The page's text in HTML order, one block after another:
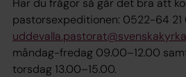
pastorsexpeditionen: 0522-64 21
måndag-fredag 09.00–12.00
torsdag 13.00–15.00.